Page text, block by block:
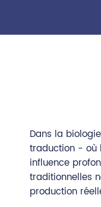
Dans la
traduction - où
influence
traditionnelles
production